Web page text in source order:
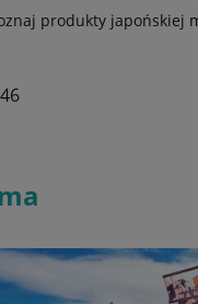
produkty japońskiej